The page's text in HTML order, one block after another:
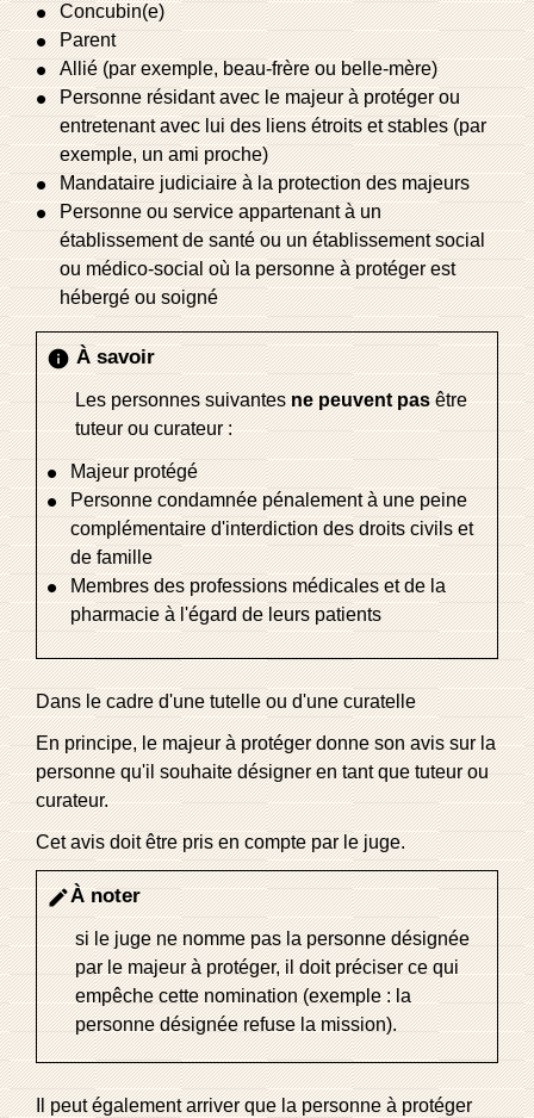
Concubin(e)
Parent
Allié (par exemple, beau-frère ou belle-mère)
Personne résidant avec le majeur à protéger ou
entretenant avec lui des liens étroits et stables (par
exemple, un ami proche)
Mandataire judiciaire à la protection des majeurs
Personne ou service appartenant à un
établissement de santé ou un établissement social
ou médico-social où la personne à protéger est
hébergé ou soigné
infoÀ savoir
Les personnes suivantesne peuvent pasêtre
tuteur ou curateur :
Majeur protégé
Personne condamnée pénalement à une peine
complémentaire d'interdiction des droits civils et
de famille
Membres des professions médicales et de la
pharmacie à l'égard de leurs patients
Dans le cadre d'une tutelle ou d'une curatelle
En principe, le majeur à protéger donne son avis sur la
personne qu'il souhaite désigner en tant que tuteur ou
curateur.
Cet avis doit être pris en compte par le juge.
editÀ noter
si le juge ne nomme pas la personne désignée
par le majeur à protéger, il doit préciser ce qui
empêche cette nomination (exemple : la
personne désignée refuse la mission).
Il peut également arriver que la personne à protéger